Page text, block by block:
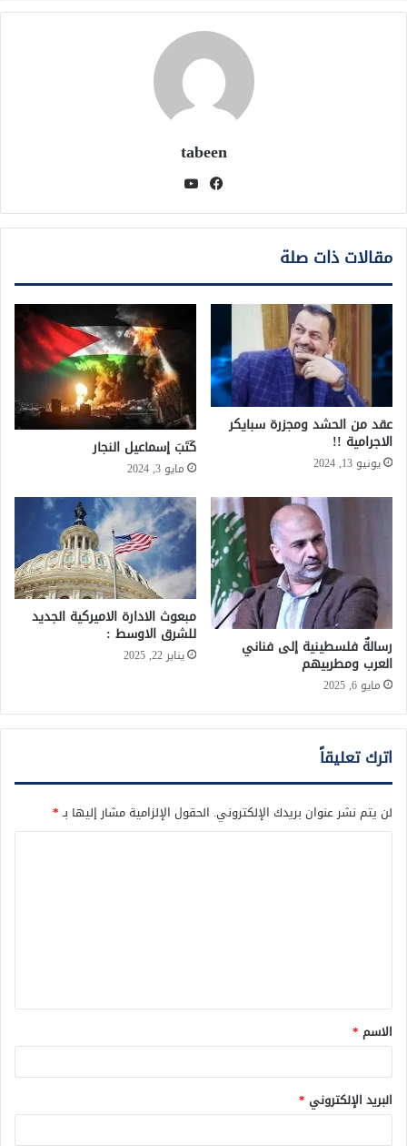
tabeen
فيسبوك
مقالات ذات صلة
عقد من الحشد ومجزرة سبايكر
الاجرامية !!
يونيو 13, 2024
كَتَبَ إسماعيل النجار
مايو 3, 2024
رسالةٌ فلسطينية إلى فناني
العرب ومطربيهم
مايو 6, 2025
مبعوث الادارة الاميركية الجديد
للشرق الاوسط :
يناير 22, 2025
اترك تعليقاً
لن يتم نشر عنوان بريدك الإلكتروني. الحقول الإلزامية مشار إليها بـ*
ق
*
الاسم *
البريد الإلكتروني *